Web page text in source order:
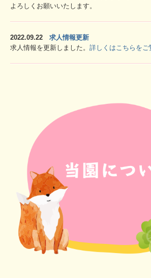
よろしくお願いいたします。
2022.09.22 求人情報更新
求人情報を更新しました。 詳しくはこちらをご